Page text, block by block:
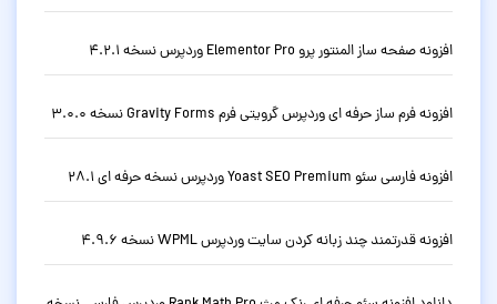
افزونه صفحه ساز المنتور پرو Elementor Pro وردپرس نسخه 4.2.1
افزونه فرم ساز حرفه ای وردپرس گرویتی فرم Gravity Forms نسخه 3.0.0
افزونه فارسی سئو Yoast SEO Premium وردپرس نسخه حرفه ای 28.1
افزونه قدرتمند چند زبانه کردن سایت وردپرس WPML نسخه 4.9.6